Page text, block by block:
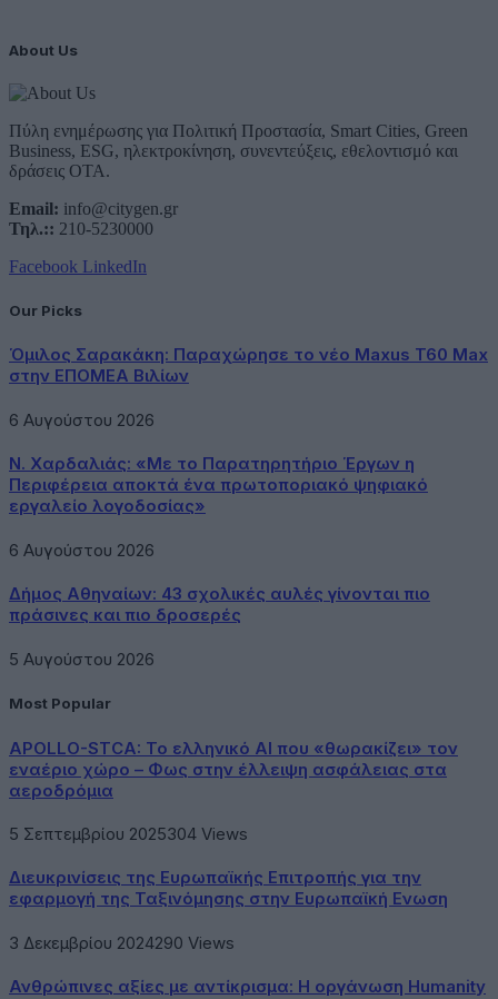
About Us
Πύλη ενημέρωσης για Πολιτική Προστασία, Smart Cities, Green
Business, ESG, ηλεκτροκίνηση, συνεντεύξεις, εθελοντισμό και
δράσεις ΟΤΑ.
Email: info@citygen.gr
Τηλ.:: 210-5230000
Facebook LinkedIn
Our Picks
Όμιλος Σαρακάκη: Παραχώρησε το νέο Maxus T60 Max
στην ΕΠΟΜΕΑ Βιλίων
6 Αυγούστου 2026
Ν. Χαρδαλιάς: «Με το Παρατηρητήριο Έργων η
Περιφέρεια αποκτά ένα πρωτοποριακό ψηφιακό
εργαλείο λογοδοσίας»
6 Αυγούστου 2026
Δήμος Αθηναίων: 43 σχολικές αυλές γίνονται πιο
πράσινες και πιο δροσερές
5 Αυγούστου 2026
Most Popular
APOLLO-STCA: Το ελληνικό AI που «θωρακίζει» τον
εναέριο χώρο – Φως στην έλλειψη ασφάλειας στα
αεροδρόμια
5 Σεπτεμβρίου 2025304 Views
Διευκρινίσεις της Ευρωπαϊκής Επιτροπής για την
εφαρμογή της Ταξινόμησης στην Ευρωπαϊκή Ενωση
3 Δεκεμβρίου 2024290 Views
Ανθρώπινες αξίες με αντίκρισμα: Η οργάνωση Humanity